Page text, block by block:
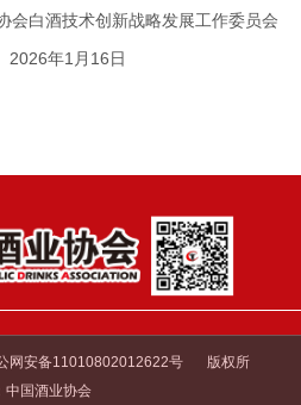
会白酒技术创新战略发展工作委员会
2026年1月16日
网安备11010802012622号
版权所
中国酒业协会